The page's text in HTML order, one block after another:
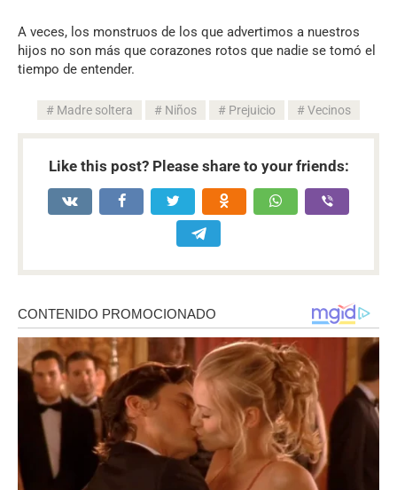
A veces, los monstruos de los que advertimos a nuestros
hijos no son más que corazones rotos que nadie se tomó el
tiempo de entender.
Madre soltera Niños Prejuicio Vecinos
Like this post? Please share to your friends: